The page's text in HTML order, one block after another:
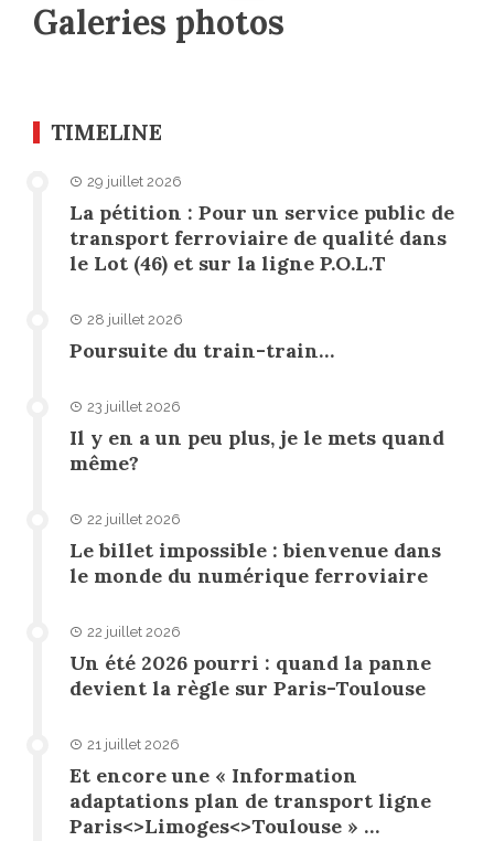
Galeries photos
TIMELINE
29 juillet 2026
La pétition : Pour un service public de
transport ferroviaire de qualité dans
le Lot (46) et sur la ligne P.O.L.T
28 juillet 2026
Poursuite du train-train…
23 juillet 2026
Il y en a un peu plus, je le mets quand
même?
22 juillet 2026
Le billet impossible : bienvenue dans
le monde du numérique ferroviaire
22 juillet 2026
Un été 2026 pourri : quand la panne
devient la règle sur Paris-Toulouse
21 juillet 2026
Et encore une « Information
adaptations plan de transport ligne
Paris<>Limoges<>Toulouse » …